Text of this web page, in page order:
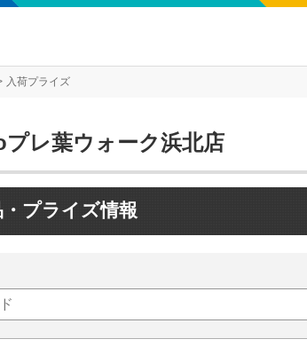
入荷プライズ
レ葉ウォーク浜北店
・プライズ情報